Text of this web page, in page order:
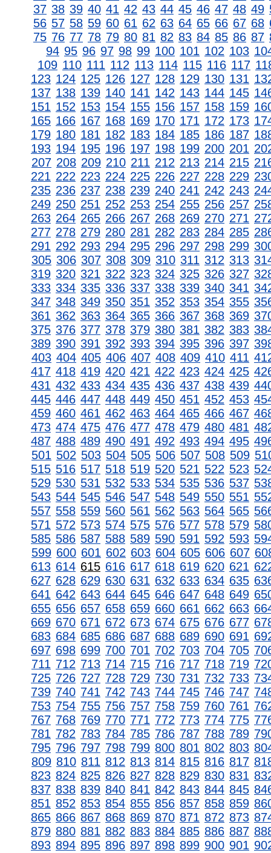
37 38 39 40 41 42 43 44 45 46 47 48 49
56 57 58 59 60 61 62 63 64 65 66 67 68
75 76 77 78 79 80 81 82 83 84 85 86 87
94 95 96 97 98 99 100 101 102 103
109 110 111 112 113 114 115 116 117
123 124 125 126 127 128 129 130 131
137 138 139 140 141 142 143 144 145
151 152 153 154 155 156 157 158 159
165 166 167 168 169 170 171 172 173
179 180 181 182 183 184 185 186 187
193 194 195 196 197 198 199 200 201
207 208 209 210 211 212 213 214 215
221 222 223 224 225 226 227 228 229
235 236 237 238 239 240 241 242 243
249 250 251 252 253 254 255 256 257
263 264 265 266 267 268 269 270 271
277 278 279 280 281 282 283 284 285
291 292 293 294 295 296 297 298 299
305 306 307 308 309 310 311 312 313
319 320 321 322 323 324 325 326 327
333 334 335 336 337 338 339 340 341
347 348 349 350 351 352 353 354 355
361 362 363 364 365 366 367 368 369
375 376 377 378 379 380 381 382 383
389 390 391 392 393 394 395 396 397
403 404 405 406 407 408 409 410 411
417 418 419 420 421 422 423 424 425
431 432 433 434 435 436 437 438 439
445 446 447 448 449 450 451 452 453
459 460 461 462 463 464 465 466 467
473 474 475 476 477 478 479 480 481
487 488 489 490 491 492 493 494 495
501 502 503 504 505 506 507 508 509
515 516 517 518 519 520 521 522 523
529 530 531 532 533 534 535 536 537
543 544 545 546 547 548 549 550 551
557 558 559 560 561 562 563 564 565
571 572 573 574 575 576 577 578 579
585 586 587 588 589 590 591 592 593
599 600 601 602 603 604 605 606 607
613 614 615 616 617 618 619 620 621
627 628 629 630 631 632 633 634 635
641 642 643 644 645 646 647 648 649
655 656 657 658 659 660 661 662 663
669 670 671 672 673 674 675 676 677
683 684 685 686 687 688 689 690 691
697 698 699 700 701 702 703 704 705
711 712 713 714 715 716 717 718 719
725 726 727 728 729 730 731 732 733
739 740 741 742 743 744 745 746 747
753 754 755 756 757 758 759 760 761
767 768 769 770 771 772 773 774 775
781 782 783 784 785 786 787 788 789
795 796 797 798 799 800 801 802 803
809 810 811 812 813 814 815 816 817
823 824 825 826 827 828 829 830 831
837 838 839 840 841 842 843 844 845
851 852 853 854 855 856 857 858 859
865 866 867 868 869 870 871 872 873
879 880 881 882 883 884 885 886 887
893 894 895 896 897 898 899 900 901